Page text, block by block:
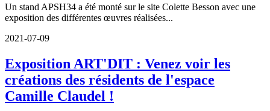
Un stand APSH34 a été monté sur le site Colette Besson avec une
exposition des différentes œuvres réalisées...
2021-07-09
Exposition ART'DIT : Venez voir les
créations des résidents de l'espace
Camille Claudel !